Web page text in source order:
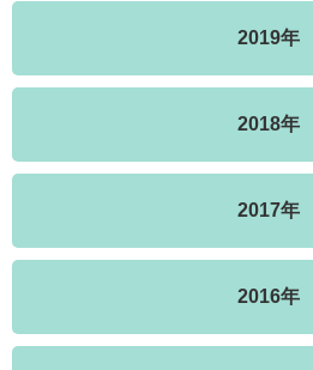
2019年
2018年
2017年
2016年